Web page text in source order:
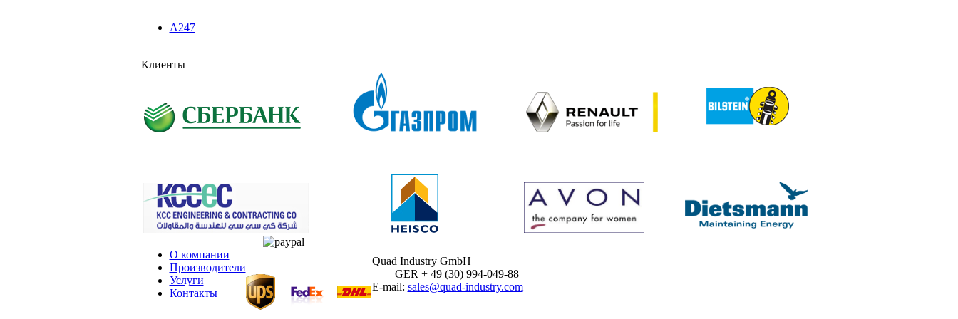
A247
Клиенты
О компании
Производители
Услуги
Контакты
Quad Industry GmbH
GER + 49 (30) 994-049-88
E-mail: sales@quad-industry.com